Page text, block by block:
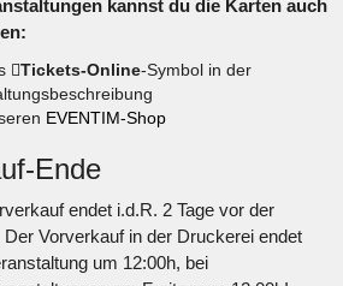
kannst du die Karten auch
Tickets-Online-Symbol in der
EVENTIM-Shop
Ende
endet i.d.R. 2 Tage vor der
Der Vorverkauf in der Druckerei endet
um 12:00h, bei